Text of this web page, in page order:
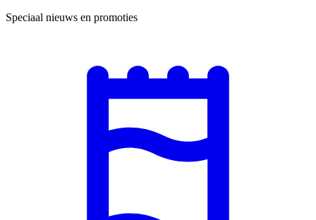
Speciaal nieuws en promoties